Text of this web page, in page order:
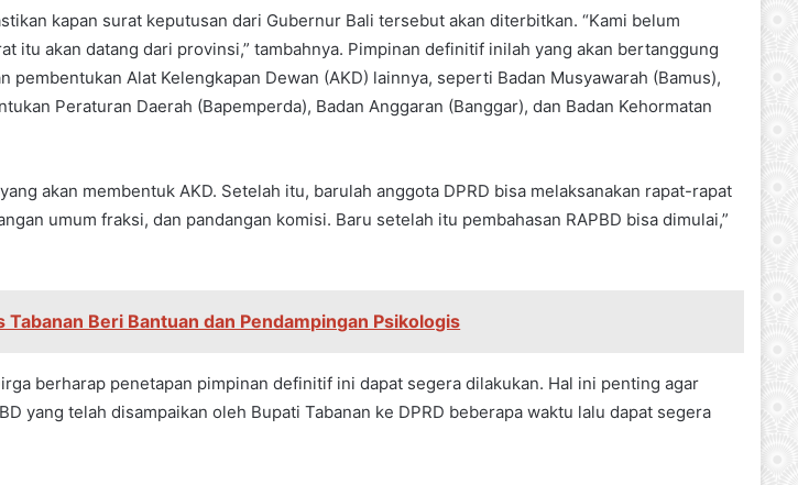
kapan surat keputusan dari Gubernur Bali tersebut akan diterbitkan. “Kami belum
itu akan datang dari provinsi,” tambahnya. Pimpinan definitif inilah yang akan bertanggung
pembentukan Alat Kelengkapan Dewan (AKD) lainnya, seperti Badan Musyawarah (Bamus),
Peraturan Daerah (Bapemperda), Badan Anggaran (Banggar), dan Badan Kehormatan
akan membentuk AKD. Setelah itu, barulah anggota DPRD bisa melaksanakan rapat-rapat
umum fraksi, dan pandangan komisi. Baru setelah itu pembahasan RAPBD bisa dimulai,”
Tabanan Beri Bantuan dan Pendampingan Psikologis
berharap penetapan pimpinan definitif ini dapat segera dilakukan. Hal ini penting agar
yang telah disampaikan oleh Bupati Tabanan ke DPRD beberapa waktu lalu dapat segera